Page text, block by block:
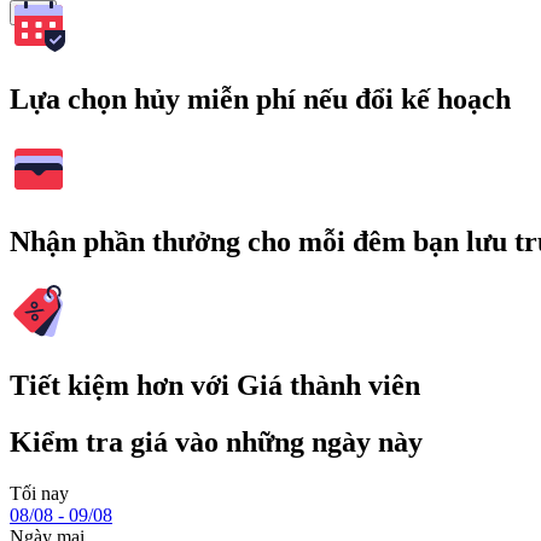
Tìm
Lựa chọn hủy miễn phí nếu đổi kế hoạch
Nhận phần thưởng cho mỗi đêm bạn lưu
Tiết kiệm hơn với Giá thành viên
Kiểm tra giá vào những ngày này
Tối nay
08/08 - 09/08